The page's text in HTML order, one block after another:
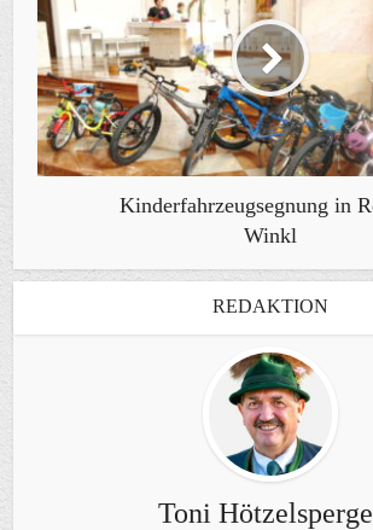
Kinderfahrzeugsegnung in
Winkl
REDAKTION
Toni